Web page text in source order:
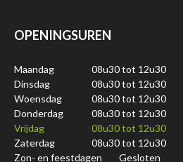
OPENINGSUREN
Maandag 08u30 tot 12u30
Dinsdag
08u30 tot 12u30
Woensdag
08u30 tot 12u30
Donderdag
08u30 tot 12u30
Vrijdag
08u30 tot 12u30
Zaterdag
08u30 tot 12u30
Zon- en feestdagen
Gesloten